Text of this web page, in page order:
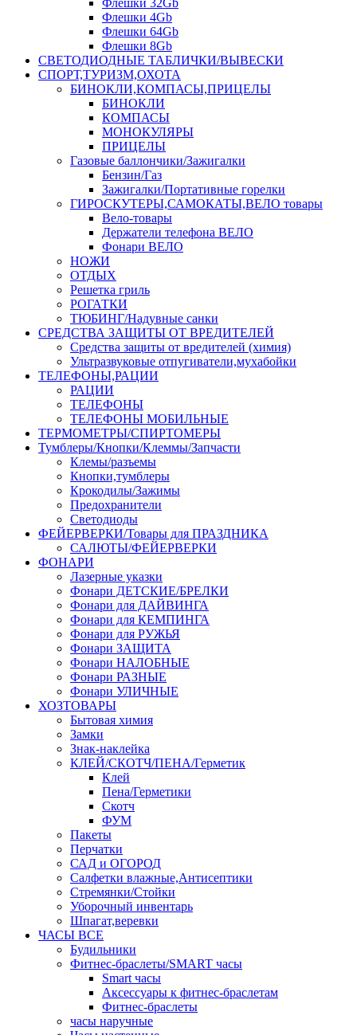
Флешки 32Gb
Флешки 4Gb
Флешки 64Gb
Флешки 8Gb
СВЕТОДИОДНЫЕ ТАБЛИЧКИ/ВЫВЕСКИ
СПОРТ,ТУРИЗМ,ОХОТА
БИНОКЛИ,КОМПАСЫ,ПРИЦЕЛЫ
БИНОКЛИ
КОМПАСЫ
МОНОКУЛЯРЫ
ПРИЦЕЛЫ
Газовые баллончики/Зажигалки
Бензин/Газ
Зажигалки/Портативные горелки
ГИРОСКУТЕРЫ,САМОКАТЫ,ВЕЛО товары
Вело-товары
Держатели телефона ВЕЛО
Фонари ВЕЛО
НОЖИ
ОТДЫХ
Решетка гриль
РОГАТКИ
ТЮБИНГ/Надувные санки
СРЕДСТВА ЗАЩИТЫ ОТ ВРЕДИТЕЛЕЙ
Средства защиты от вредителей (химия)
Ультразвуковые отпугиватели,мухабойки
ТЕЛЕФОНЫ,РАЦИИ
РАЦИИ
ТЕЛЕФОНЫ
ТЕЛЕФОНЫ МОБИЛЬНЫЕ
ТЕРМОМЕТРЫ/СПИРТОМЕРЫ
Тумблеры/Кнопки/Клеммы/Запчасти
Клемы/разъемы
Кнопки,тумблеры
Крокодилы/Зажимы
Предохранители
Светодиоды
ФЕЙЕРВЕРКИ/Товары для ПРАЗДНИКА
САЛЮТЫ/ФЕЙЕРВЕРКИ
ФОНАРИ
Лазерные указки
Фонари ДЕТСКИЕ/БРЕЛКИ
Фонари для ДАЙВИНГА
Фонари для КЕМПИНГА
Фонари для РУЖЬЯ
Фонари ЗАЩИТА
Фонари НАЛОБНЫЕ
Фонари РАЗНЫЕ
Фонари УЛИЧНЫЕ
ХОЗТОВАРЫ
Бытовая химия
Замки
Знак-наклейка
КЛЕЙ/СКОТЧ/ПЕНА/Герметик
Клей
Пена/Герметики
Скотч
ФУМ
Пакеты
Перчатки
САД и ОГОРОД
Салфетки влажные,Антисептики
Стремянки/Стойки
Уборочный инвентарь
Шпагат,веревки
ЧАСЫ ВСЕ
Будильники
Фитнес-браслеты/SMART часы
Smart часы
Аксессуары к фитнес-браслетам
Фитнес-браслеты
часы наручные